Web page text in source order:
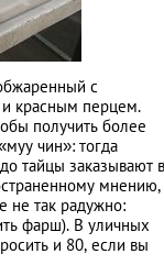
с
красным перцем.
получить более
чин»: тогда
тайцы заказывают в
мнению,
не так радужно:
фарш). В уличных
и 80, если вы